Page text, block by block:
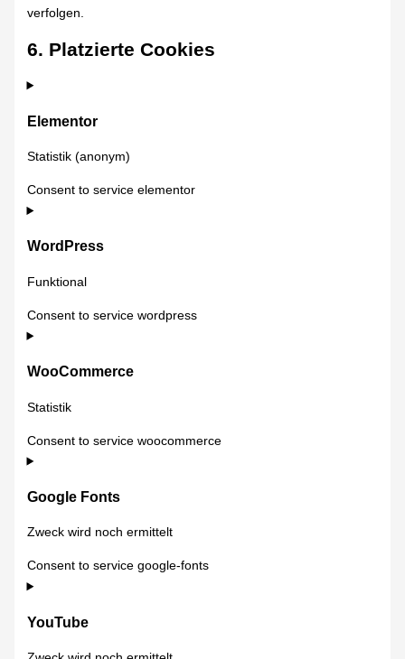
verfolgen.
6. Platzierte Cookies
Elementor
Statistik (anonym)
Consent to service elementor
WordPress
Funktional
Consent to service wordpress
WooCommerce
Statistik
Consent to service woocommerce
Google Fonts
Zweck wird noch ermittelt
Consent to service google-fonts
YouTube